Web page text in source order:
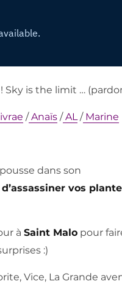
Sky is the limit …
/Anaïs /AL/Marine
dans son
vos
à Saint Malo pour
:)
Vice, La Grande